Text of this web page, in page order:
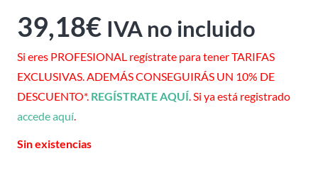
39,18€ IVA no incluido
Si eres PROFESIONAL regístrate para tener TARIFAS
EXCLUSIVAS. ADEMÁS CONSEGUIRÁS UN 10% DE
DESCUENTO*. REGÍSTRATE AQUÍ. Si ya está registrado
accede aquí.
Sin existencias